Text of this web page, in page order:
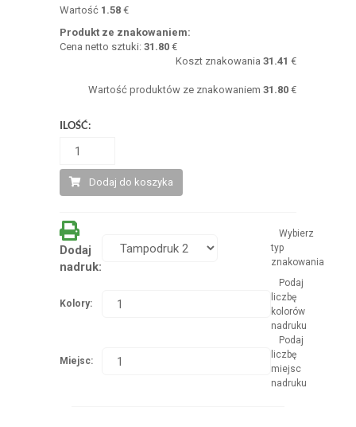
Wartość 1.58€
Produkt ze znakowaniem:
Cena netto sztuki: 31.80€
Koszt znakowania31.41 €
Wartość produktów ze znakowaniem31.80 €
ILOŚĆ:
Dodaj do koszyka
Dodaj
nadruk:
Wybierz
typ
znakowania
Kolory:
Podaj
liczbę
kolorów
nadruku
Miejsc:
Podaj
liczbę
miejsc
nadruku